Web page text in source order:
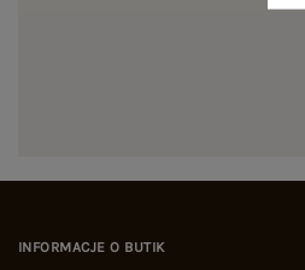
INFORMACJE O BUTIK